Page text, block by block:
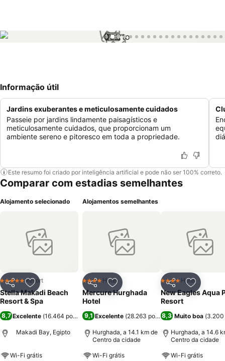
1 / 99
Informação útil
Jardins exuberantes e meticulosamente cuidados
Passeie por jardins lindamente paisagísticos e
meticulosamente cuidados, que proporcionam um
ambiente sereno e pitoresco em toda a propriedade.
Este resumo foi criado por inteligência artificial e pode não ser 100% correto.
Comparar com estadias semelhantes
Alojamento selecionado
PartilharAdicionar aos favoritos
5 EstrelasResort
Stella Makadi Beach
Resort & Spa
8,7 Excelente (16.464 pontuações)
Makadi Bay, Egipto
Wi-Fi grátis
Alojamentos semelhantes
PartilharAdicionar aos favoritos
4 EstrelasHotel
Mercure Hurghada
Hotel
9,1 Excelente (28.263 pontuações)
Hurghada, a 14.1 km de
Centro da cidade
Wi-Fi grátis
Partilhar
4 EstrelasHotel
New Eagles Aqua
Resort
8,3 Muito boa (3.200
Hurghada, a 14.6
Centro da cidade
Wi-Fi grátis